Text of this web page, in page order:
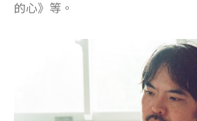
的心》等。